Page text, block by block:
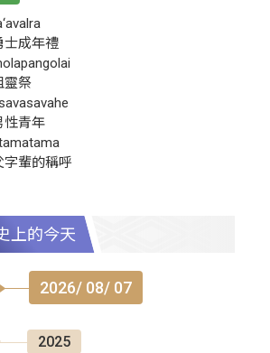
士成年禮
靈祭
性青年
字輩的稱呼
上的今天
2026/ 08/ 07
2025